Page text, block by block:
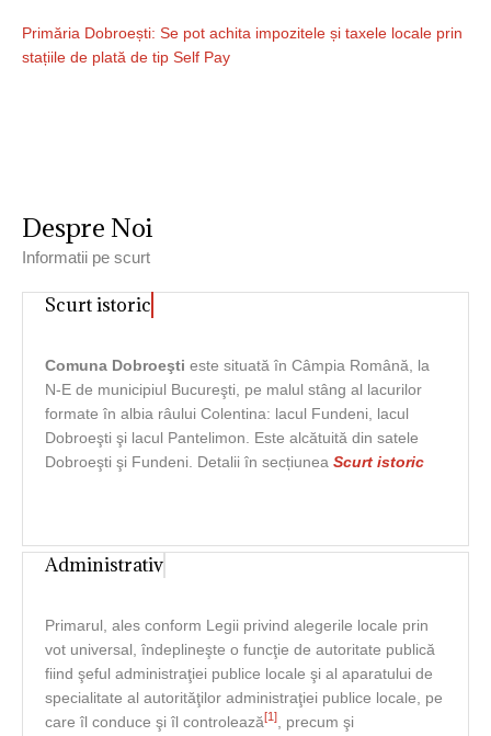
Primăria Dobroești: Se pot achita impozitele și taxele locale prin
stațiile de plată de tip Self Pay
Despre Noi
Informatii pe scurt
Scurt istoric
Comuna Dobroeşti este situată în Câmpia Română, la
N-E de municipiul Bucureşti, pe malul stâng al lacurilor
formate în albia râului Colentina: lacul Fundeni, lacul
Dobroeşti şi lacul Pantelimon. Este alcătuită din satele
Dobroeşti şi Fundeni. Detalii în secțiunea Scurt istoric
Administrativ
Primarul, ales conform Legii privind alegerile locale prin
vot universal, îndeplineşte o funcţie de autoritate publică
fiind şeful administraţiei publice locale şi al aparatului de
specialitate al autorităţilor administraţiei publice locale, pe
care îl conduce şi îl controlează[1]
, precum şi